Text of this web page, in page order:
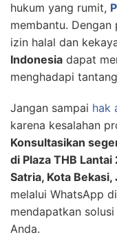
hukum yang rumit,
membantu. Dengan
izin halal dan
Indonesia dapat
menghadapi
Jangan sampai hak
karena kesalahan
Konsultasikan
di Plaza THB Lantai
Satria, Kota Bekasi,
melalui WhatsApp di
mendapatkan
Anda.